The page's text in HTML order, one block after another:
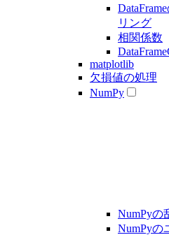
リング
相関係数
matplotlib
欠損値の処理
NumPy
NumPyの
NumPyの